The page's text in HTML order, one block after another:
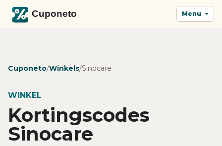
Menu
Cuponeto/Winkels/Sinocare
WINKEL
Kortingscodes
Sinocare